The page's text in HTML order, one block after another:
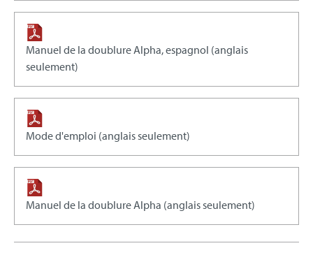
Manuel de la doublure Alpha, espagnol (anglais
seulement)
Mode d'emploi (anglais seulement)
Manuel de la doublure Alpha (anglais seulement)